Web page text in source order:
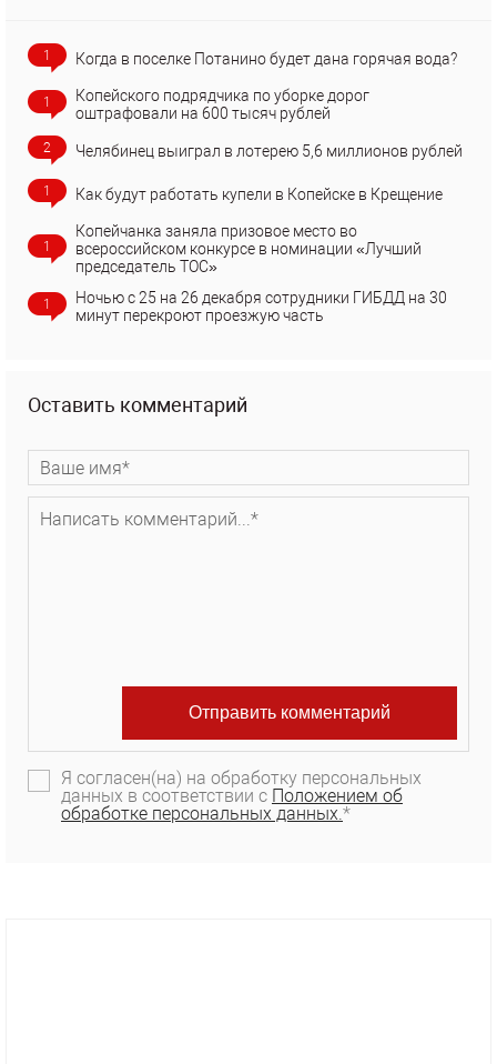
1 Когда в поселке Потанино будет дана горячая вода?
1
Копейского подрядчика по уборке дорог
оштрафовали на 600 тысяч рублей
2 Челябинец выиграл в лотерею 5,6 миллионов рублей
1 Как будут работать купели в Копейске в Крещение
1
Копейчанка заняла призовое место во
всероссийском конкурсе в номинации «Лучший
председатель ТОС»
1
Ночью с 25 на 26 декабря сотрудники ГИБДД на 30
минут перекроют проезжую часть
Оставить комментарий
Я согласен(на) на обработку персональных
данных в соответствии с Положением об
обработке персональных данных.*